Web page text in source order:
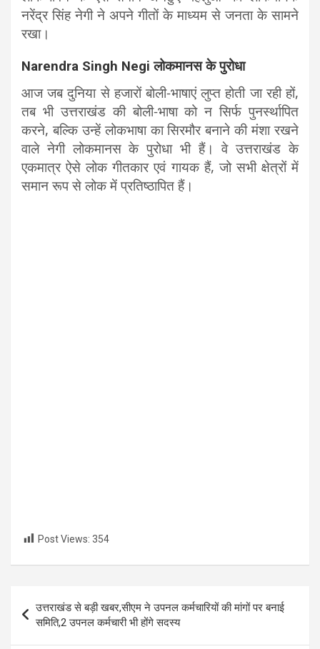
नरेंद्र सिंह नेगी ने अपने गीतों के माध्यम से जनता के सामने
रखा।
Narendra Singh Negi लोकमानस के पुरोधा
आज जब दुनिया से हजारों बोली-भाषाएं लुप्त होती जा रही हों,
तब भी उत्तराखंड की बोली-भाषा को न सिर्फ पुनर्स्थापित
करने, बल्कि उन्हें लोकभाषा का सिरमौर बनाने की मंशा रखने
वाले नेगी लोकमानस के पुरोधा भी हैं। वे उत्तराखंड के
एकमात्र ऐसे लोक गीतकार एवं गायक हैं, जो सभी क्षेत्रों में
समान रूप से लोक में प्रतिष्ठापित हैं।
Post Views: 354
navigation
उत्तराखंड से बड़ी खबर,सीएम ने उपनल कर्मचारियों की मांगों पर बनाई
समिति,2 उपनल कर्मचारी भी होंगे सदस्य